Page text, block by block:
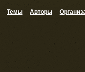
Темы Авторы